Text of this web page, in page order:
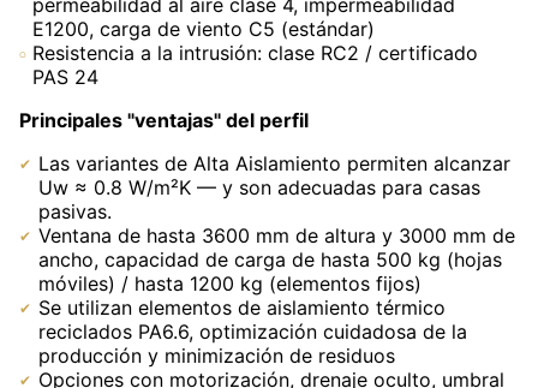
E1200, carga de viento C5 (estándar)
Resistencia a la intrusión: clase RC2 / certificado
PAS 24
Principales "ventajas" del perfil
Las variantes de Alta Aislamiento permiten alcanzar
Uw ≈ 0.8 W/m²K — y son adecuadas para casas
pasivas.
Ventana de hasta 3600 mm de altura y 3000 mm de
ancho, capacidad de carga de hasta 500 kg (hojas
móviles) / hasta 1200 kg (elementos fijos)
Se utilizan elementos de aislamiento térmico
reciclados PA6.6, optimización cuidadosa de la
producción y minimización de residuos
Opciones con motorización, drenaje oculto, umbral